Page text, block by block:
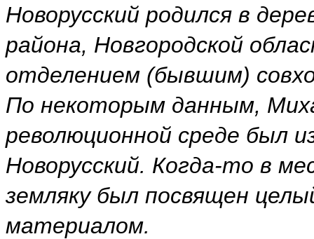
Новорусский родился в
района, Новгородской
отделением (бывшим)
По некоторым данным,
революционной среде был
Новорусский. Когда-то в
земляку был посвящен
материалом.